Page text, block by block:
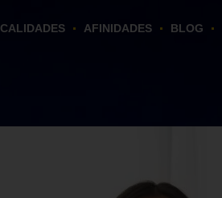
AFINIDADES BLOG